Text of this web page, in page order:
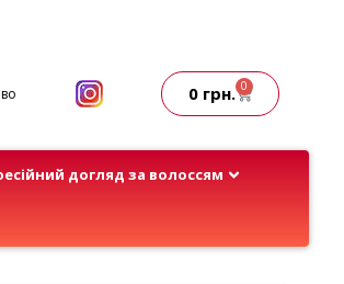
0 грн. 0
догляд за волоссям